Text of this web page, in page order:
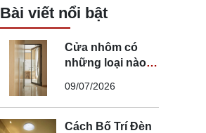
Bài viết nổi bật
Cửa nhôm có
những loại nào?
nhôm phù hợp
09/07/2026
Cách Bố Trí Đèn